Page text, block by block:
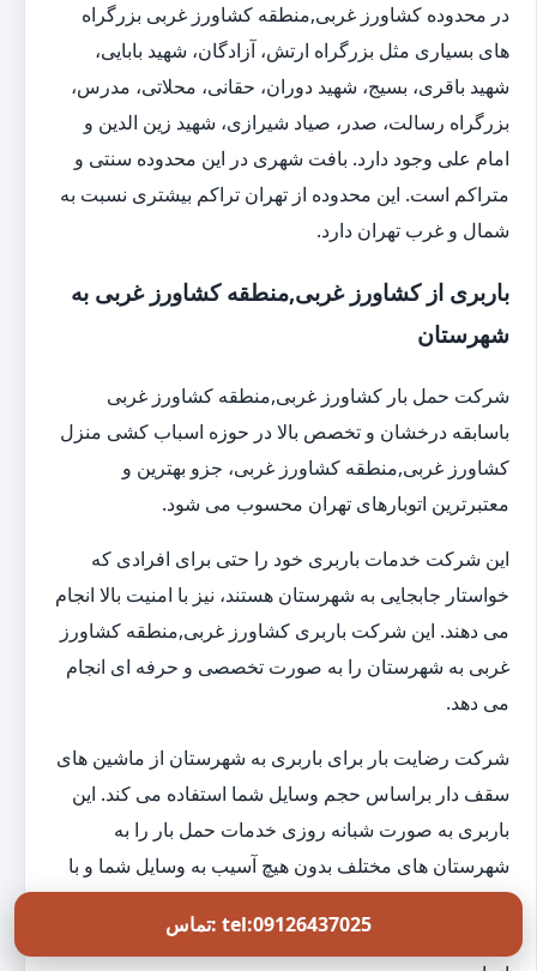
در محدوده کشاورز غربی,منطقه کشاورز غربی بزرگراه
های بسیاری مثل بزرگراه ارتش، آزادگان، شهید بابایی،
شهید باقری، بسیج، شهید دوران، حقانی، محلاتی، مدرس،
بزرگراه رسالت، صدر، صیاد شیرازی، شهید زین الدین و
امام علی وجود دارد. بافت شهری در این محدوده سنتی و
متراکم است. این محدوده از تهران تراکم بیشتری نسبت به
شمال و غرب تهران دارد.
باربری از کشاورز غربی,منطقه کشاورز غربی به
شهرستان
شرکت حمل بار کشاورز غربی,منطقه کشاورز غربی
باسابقه درخشان و تخصص بالا در حوزه اسباب کشی منزل
کشاورز غربی,منطقه کشاورز غربی، جزو بهترین و
معتبرترین اتوبارهای تهران محسوب می شود.
این شرکت خدمات باربری خود را حتی برای افرادی که
خواستار جابجایی به شهرستان هستند، نیز با امنیت بالا انجام
می دهند. این شرکت باربری کشاورز غربی,منطقه کشاورز
غربی به شهرستان را به صورت تخصصی و حرفه ای انجام
می دهد.
شرکت رضایت بار برای باربری به شهرستان از ماشین های
سقف دار براساس حجم وسایل شما استفاده می کند. این
باربری به صورت شبانه روزی خدمات حمل بار را به
شهرستان های مختلف بدون هیچ آسیب به وسایل شما و با
امنیت بالا انجام می دهد. ما صفر تا صد خدمات انتقال بار به
شهرستان را توسط تیمی تخصصی با تجهیزات کاملا بروز
تماس: tel:09126437025